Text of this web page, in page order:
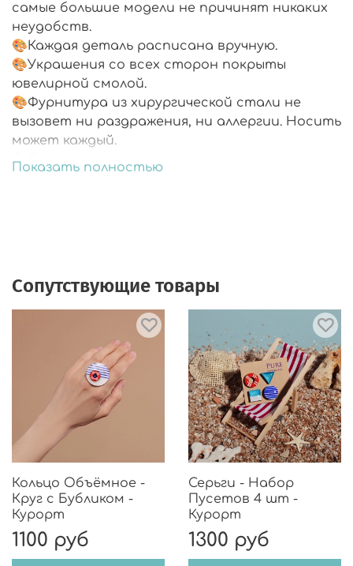
самые большие модели не причинят никаких
неудобств.
🎨Каждая деталь расписана вручную.
🎨Украшения со всех сторон покрыты
ювелирной смолой.
🎨Фурнитура из хирургической стали не
вызовет ни раздражения, ни аллергии. Носить
может каждый.
🎨Подарочная упаковка.
Показать полностью
Сопутствующие товары
Кольцо Объёмное -
Круг с Бубликом -
Курорт
1100 руб
Серьги - Набор
Пусетов 4 шт -
Курорт
1300 руб